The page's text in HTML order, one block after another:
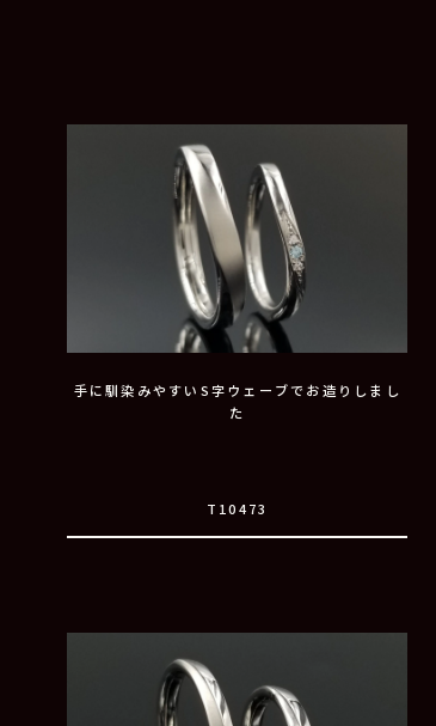
手に馴染みやすいS字ウェーブでお造りしまし
た
T10473